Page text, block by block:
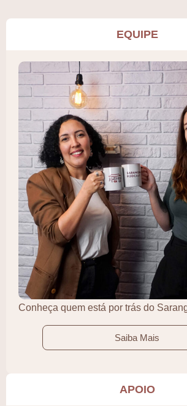
EQUIPE
Conheça quem está por trás do
Saiba Mais
APOIO